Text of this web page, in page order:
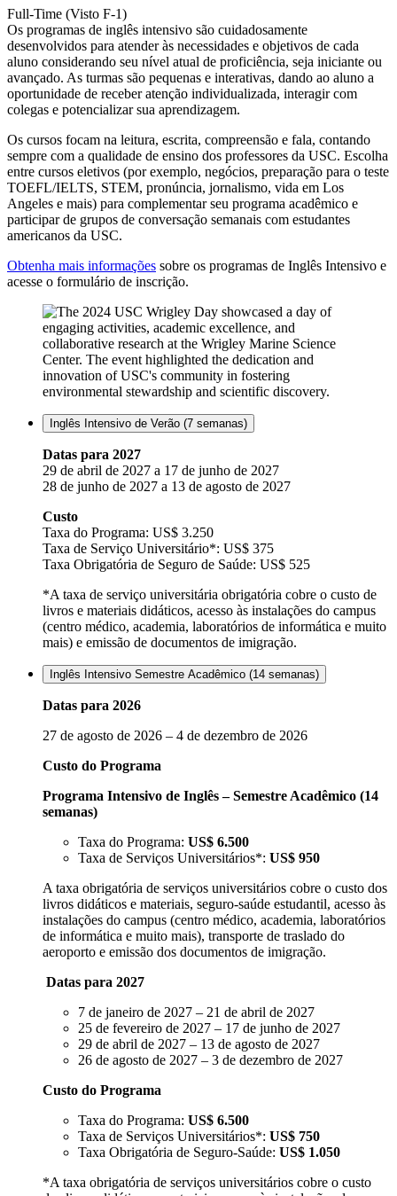
Full-Time (Visto F-1)
Os programas de inglês intensivo são cuidadosamente
desenvolvidos para atender às necessidades e objetivos de cada
aluno considerando seu nível atual de proficiência, seja iniciante ou
avançado. As turmas são pequenas e interativas, dando ao aluno a
oportunidade de receber atenção individualizada, interagir com
colegas e potencializar sua aprendizagem.
Os cursos focam na leitura, escrita, compreensão e fala, contando
sempre com a qualidade de ensino dos professores da USC. Escolha
entre cursos eletivos (por exemplo, negócios, preparação para o teste
TOEFL/IELTS, STEM, pronúncia, jornalismo, vida em Los
Angeles e mais) para complementar seu programa acadêmico e
participar de grupos de conversação semanais com estudantes
americanos da USC.
Obtenha mais informações sobre os programas de Inglês Intensivo e
acesse o formulário de inscrição.
Inglês Intensivo de Verão (7 semanas)
Datas para 2027
29 de abril de 2027 a 17 de junho de 2027
28 de junho de 2027 a 13 de agosto de 2027
Custo
Taxa do Programa: US$ 3.250
Taxa de Serviço Universitário*: US$ 375
Taxa Obrigatória de Seguro de Saúde: US$ 525
*A taxa de serviço universitária obrigatória cobre o custo de
livros e materiais didáticos, acesso às instalações do campus
(centro médico, academia, laboratórios de informática e muito
mais) e emissão de documentos de imigração.
Inglês Intensivo Semestre Acadêmico (14 semanas)
Datas para 2026
27 de agosto de 2026 – 4 de dezembro de 2026
Custo do Programa
Programa Intensivo de Inglês – Semestre Acadêmico (14
semanas)
Taxa do Programa: US$ 6.500
Taxa de Serviços Universitários*: US$ 950
A taxa obrigatória de serviços universitários cobre o custo dos
livros didáticos e materiais, seguro-saúde estudantil, acesso às
instalações do campus (centro médico, academia, laboratórios
de informática e muito mais), transporte de traslado do
aeroporto e emissão dos documentos de imigração.
Datas para 2027
7 de janeiro de 2027 – 21 de abril de 2027
25 de fevereiro de 2027 – 17 de junho de 2027
29 de abril de 2027 – 13 de agosto de 2027
26 de agosto de 2027 – 3 de dezembro de 2027
Custo do Programa
Taxa do Programa: US$ 6.500
Taxa de Serviços Universitários*: US$ 750
Taxa Obrigatória de Seguro-Saúde: US$ 1.050
*A taxa obrigatória de serviços universitários cobre o custo